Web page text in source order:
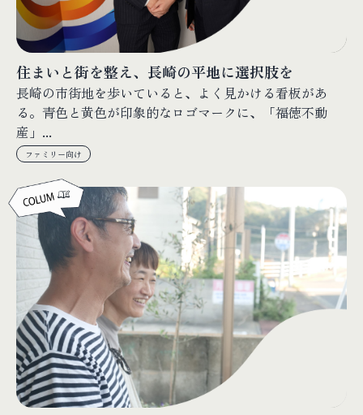
住まいと街を整え、長崎の平地に選択肢を
長崎の市街地を歩いていると、よく見かける看板があ
る。青色と黄色が印象的なロゴマークに、「福徳不動
産」...
ファミリー向け